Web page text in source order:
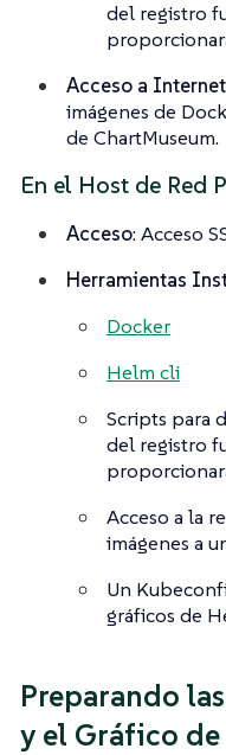
del registro
Acceso a Internet
imágenes de
de ChartMuseum.
En el Host de Red
Acceso: Acceso
Herramientas
Docker
Helm cli
Scripts para
del registro
Acceso a la
imágenes a
Un
gráficos de
Preparando
y el Gráfico